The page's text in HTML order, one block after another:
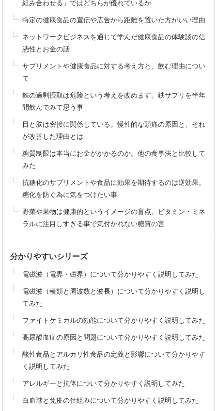
組み合わせる」ではどちらが優れているか
特定の健康食品の宣伝や広告から距離を置いた方がいい理由
ネットワークビジネスを通じて学んだ健康食品の体験談の信
憑性とお金の話
サプリメントや健康食品に対する考え方と、飲む理由につい
て
鉄の過剰摂取は危険という考えを改めます。鉄サプリを半年
間飲んでみて思う事
目と脳は密接に関係している。慢性的な頭痛の原因と、それ
が改善した理由とは
糖質制限は本当にお金がかかるのか。他の食事法と比較して
みた
抗糖化のサプリメントや食品に効果を期待するのは逆効果。
糖化を防ぐ為に気をつけたい事
野菜や果物は健康的というイメージの盲点。ビタミン・ミネ
ラルに注目しすぎる事で気付かれない糖質の害
分かりやすいシリーズ
電磁波（電界・磁界）について分かりやすく説明してみた
電磁波（種類と周波数と波長）について分かりやすく説明し
てみた
ファイトケミカルの効能について分かりやすく説明してみた
高尿酸血症の原因と問題について分かりやすく説明してみた
酸性食品とアルカリ性食品の定義と影響について分かりやす
く説明してみた
アレルギーと抗体について分かりやすく説明してみた
白血球と免疫の仕組みについて分かりやすく説明してみた